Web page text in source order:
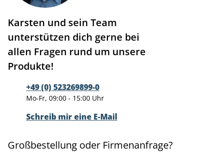
Karsten und sein Team
unterstützen dich gerne bei
allen Fragen rund um unsere
Produkte!
+49 (0) 523269899-0
Mo-Fr, 09:00 - 15:00 Uhr
Schreib mir eine E-Mail
Großbestellung oder Firmenanfrage?